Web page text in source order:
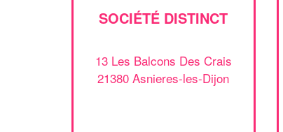
SOCIÉTÉ DISTINCT
13 Les Balcons Des Crais
21380 Asnieres-les-Dijon